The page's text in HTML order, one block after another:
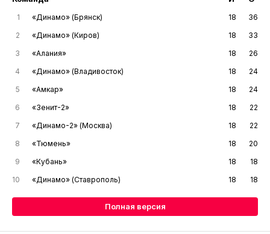
1 «Динамо» (Брянск) 18
36
2
«Динамо» (Киров) 18
33
3
«Алания» 18
26
4
«Динамо» (Владивосток) 18
24
5
«Амкар» 18
24
6
«Зенит-2» 18
22
7
«Динамо-2» (Москва) 18
22
8
«Тюмень» 18
20
9
«Кубань» 18
18
10
«Динамо» (Ставрополь) 18 18
Полная версия